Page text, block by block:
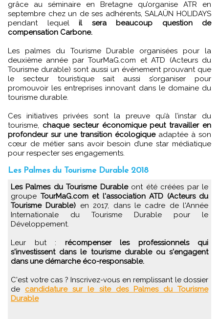
grâce au séminaire en Bretagne qu’organise ATR en
septembre chez un de ses adhérents, SALAÜN HOLIDAYS
pendant lequel il sera beaucoup question de
compensation Carbone.
Les palmes du Tourisme Durable organisées pour la
deuxième année par TourMaG.com et ATD (Acteurs du
Tourisme durable) sont aussi un événement prouvant que
le secteur touristique sait aussi s’organiser pour
promouvoir les entreprises innovant dans le domaine du
tourisme durable.
Ces initiatives privées sont la preuve qu’à l’instar du
tourisme, chaque secteur économique peut travailler en
profondeur sur une transition écologiqueadaptée à son
cœur de métier sans avoir besoin d’une star médiatique
pour respecter ses engagements.
Les Palmes du Tourisme Durable 2018
Les Palmes du Tourisme Durableont été créées par le
groupe TourMaG.com et l'association ATD (Acteurs du
Tourisme Durable) en 2017, dans le cadre de l'Année
Internationale du Tourisme Durable pour le
Développement.
Leur but : récompenser les professionnels qui
s'investissent dans le tourisme durable ou s'engagent
dans une démarche éco-responsable.
C'est votre cas ? Inscrivez-vous en remplissant le dossier
de candidature sur le site des Palmes du Tourisme
Durable